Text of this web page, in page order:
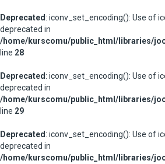
Deprecated: iconv_set_encoding(): Use of
deprecated in
/home/kurscomu/public_html/libraries/
line 28
Deprecated: iconv_set_encoding(): Use of
deprecated in
/home/kurscomu/public_html/libraries/
line 29
Deprecated: iconv_set_encoding(): Use of
deprecated in
/home/kurscomu/public_html/libraries/